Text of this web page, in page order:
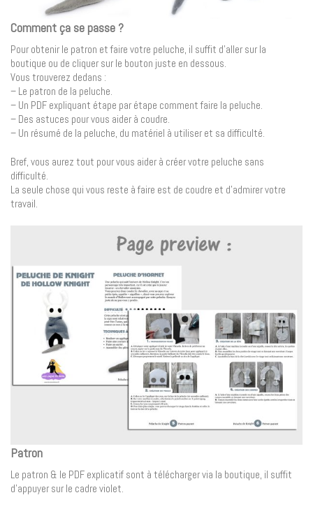
Comment ça se passe ?
Pour obtenir le patron et faire votre peluche, il suffit d’aller sur la
boutique ou de cliquer sur le bouton juste en dessous.
Vous trouverez dedans :
– Le patron de la peluche.
– Un PDF expliquant étape par étape comment faire la peluche.
– Des astuces pour vous aider à coudre.
– Un résumé de la peluche, du matériel à utiliser et sa difficulté.
Bref, vous aurez tout pour vous aider à créer votre peluche sans
difficulté.
La seule chose qui vous reste à faire est de coudre et d’admirer votre
travail.
Patron
Le patron & le PDF explicatif sont à télécharger via la boutique, il suffit
d’appuyer sur le cadre violet.